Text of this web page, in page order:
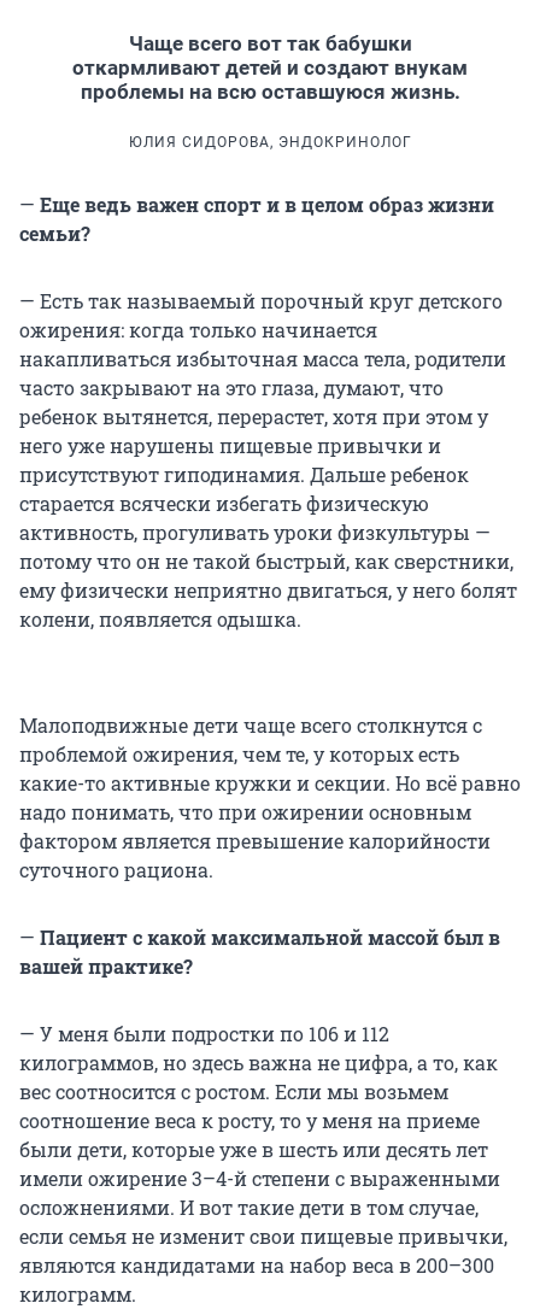
Чаще всего вот так бабушки
откармливают детей и создают внукам
проблемы на всю оставшуюся жизнь.
ЮЛИЯ СИДОРОВА, ЭНДОКРИНОЛОГ
— Еще ведь важен спорт и в целом образ жизни
семьи?
— Есть так называемый порочный круг детского
ожирения: когда только начинается
накапливаться избыточная масса тела, родители
часто закрывают на это глаза, думают, что
ребенок вытянется, перерастет, хотя при этом у
него уже нарушены пищевые привычки и
присутствуют гиподинамия. Дальше ребенок
старается всячески избегать физическую
активность, прогуливать уроки физкультуры —
потому что он не такой быстрый, как сверстники,
ему физически неприятно двигаться, у него болят
колени, появляется одышка.
Малоподвижные дети чаще всего столкнутся с
проблемой ожирения, чем те, у которых есть
какие-то активные кружки и секции. Но всё равно
надо понимать, что при ожирении основным
фактором является превышение калорийности
суточного рациона.
— Пациент с какой максимальной массой был в
вашей практике?
— У меня были подростки по 106 и 112
килограммов, но здесь важна не цифра, а то, как
вес соотносится с ростом. Если мы возьмем
соотношение веса к росту, то у меня на приеме
были дети, которые уже в шесть или десять лет
имели ожирение 3–4-й степени с выраженными
осложнениями. И вот такие дети в том случае,
если семья не изменит свои пищевые привычки,
являются кандидатами на набор веса в 200–300
килограмм.